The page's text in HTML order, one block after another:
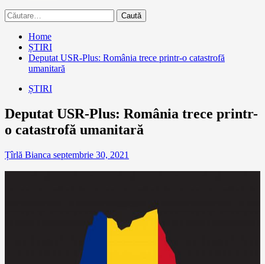
Caută
după:
Home
ȘTIRI
Deputat USR-Plus: România trece printr-o catastrofă
umanitară
ȘTIRI
Deputat USR-Plus: România trece printr-
o catastrofă umanitară
Țîrlă Bianca septembrie 30, 2021